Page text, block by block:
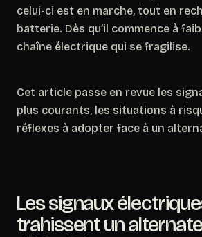
celui-ci est en marche, tout en
batterie. Dès qu’il commence à
chaîne électrique qui se fragilise.
Cet article passe en revue les
plus courants, les situations à
réflexes à adopter face à un
Les signaux
trahissent un